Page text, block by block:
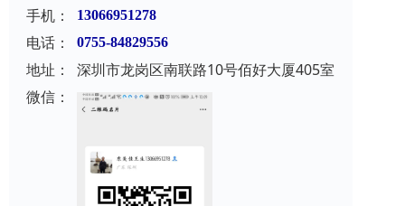
手机：
13066951278
电话： 0755-84829556
地址：
深圳市龙岗区南联路10号佰好大厦405室
微信：